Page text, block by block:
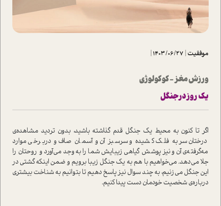
موفقیت|
1403/06/27
|
ورزش مغز - کوکولوژی
یک روز در جنگل
اگر تا کنون به محیط یک جنگل قدم گذاشته باشید، بدون تردید مشاهده‌ی
درختان سر به فلک کشیده و سرسبز آن و آسمان صاف و دربرخی موارد
مه‌گرفته‌ی آن و نیز پوشش گیاهی زیبایش شما را به‌وجد می‌آورد و روحتان را
جلا می‌دهد. می‌خواهیم با هم به یک جنگل زیبا برویم و ضمن اینکه گشتی در
این جنگل می‌زنیم، به چند سوال نیز پاسخ دهیم تا بتوانیم به شناخت بیشتری
درباره‌ی شخصیت خودمان دست پیدا کنیم.